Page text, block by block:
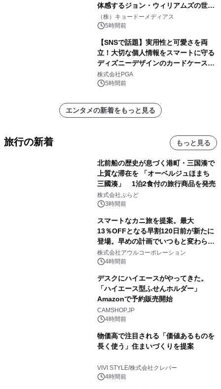
体感するジョン・ウィリアムズの世
界。ジョン・ウィリアムズ：シネマ・
スペクタキュラー・コンサート 開催決
定！
（株）キョードーメディアス
5時間前
【SNSで話題】実用性と可愛さを両
立！大切な個人情報をスマートに守る
ディズニーデザインのカードケースを
株式会社PGAが8月7日発売
株式会社PGA
5時間前
エンタメの新着をもっと見る
旅行の新着 もっと見る
北前船の歴史が息づく港町・三国湊で
上質な滞在を 「オーベルジュほまち
三國湊」 1泊2食付の旅行商品を発売
株式会社ぷらど
3時間前
スマートなカニ旅を提案。最大
13％OFFとなる早割120日前が新たに
登場。早めの計画でいつもと変わらぬ
大人の冬旅を。ー夕日ヶ浦温泉「佳松
苑 別邸ふうか」ー
株式会社アウルコーポレーション
4時間前
デスクにハイエースがやってきた。
「ハイエース型ふせんホルダー」
Amazonで予約販売開始
CAMSHOP.JP
4時間前
物価高で注目される「価値あるものを
長く使う」住まいづくりを提案
VIVI STYLE/株式会社クレバー
4時間前